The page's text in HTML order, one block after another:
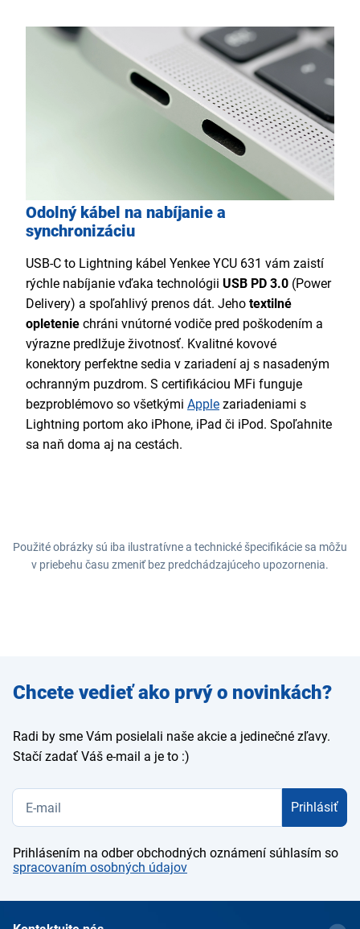
Odolný kábel na nabíjanie a
synchronizáciu
USB-C to Lightning kábel Yenkee YCU 631 vám zaistí
rýchle nabíjanie vďaka technológii USB PD 3.0 (Power
Delivery) a spoľahlivý prenos dát. Jeho textilné
opletenie chráni vnútorné vodiče pred poškodením a
výrazne predlžuje životnosť. Kvalitné kovové
konektory perfektne sedia v zariadení aj s nasadeným
ochranným puzdrom. S certifikáciou MFi funguje
bezproblémovo so všetkými Apple zariadeniami s
Lightning portom ako iPhone, iPad či iPod. Spoľahnite
sa naň doma aj na cestách.
Použité obrázky sú iba ilustratívne a technické špecifikácie sa môžu
v priebehu času zmeniť bez predchádzajúceho upozornenia.
Zadajte
e-mail
Chcete vedieť ako prvý o novinkách?
Radi by sme Vám posielali naše akcie a jedinečné zľavy.
Stačí zadať Váš e-mail a je to :)
Prihlásiť
Prihlásením na odber obchodných oznámení súhlasím so
spracovaním osobných údajov